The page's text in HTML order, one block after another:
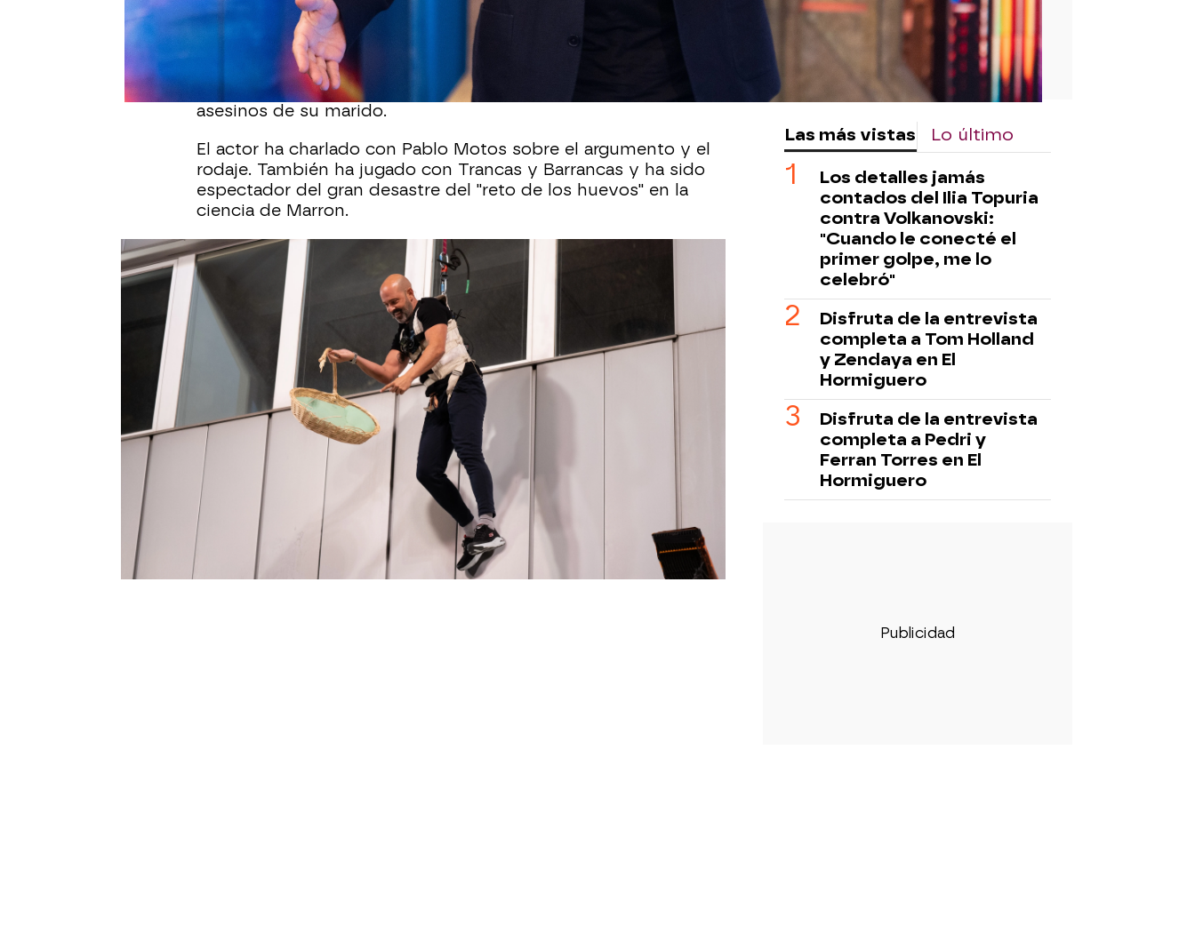
nuevo trabajo de la aclamada directora Iciar Bollaín que llega a
los cines el próximo 24 de septiembre.
En la película, inspirada en hechos reales, se relata el encuentro
cara a cara de la viuda de una víctima de ETA con uno de los
asesinos de su marido.
El actor ha charlado con Pablo Motos sobre el argumento y el
rodaje. También ha jugado con Trancas y Barrancas y ha sido
espectador del gran desastre del "reto de los huevos" en la
ciencia de Marron.
Luis Tosar
Las más vistas Lo último
Los detalles jamás
contados del Ilia Topuria
contra Volkanovski:
"Cuando le conecté el
primer golpe, me lo
celebró"
Disfruta de la entrevista
completa a Tom Holland
y Zendaya en El
Hormiguero
Disfruta de la entrevista
completa a Pedri y
Ferran Torres en El
Hormiguero